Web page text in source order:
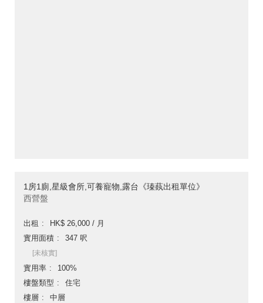
1房1廁,星級會所,可養寵物,露台《瑧蓺出租單位》
西營盤
出租
HK$ 26,000 / 月
實用面積
347 呎
[未核實]
實用率
100%
樓盤類型
住宅
樓層
中層